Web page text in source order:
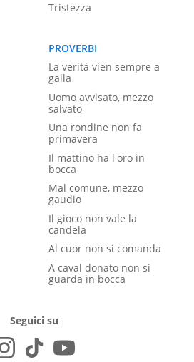
Tristezza
PROVERBI
La verità vien sempre a
galla
Uomo avvisato, mezzo
salvato
Una rondine non fa
primavera
Il mattino ha l'oro in
bocca
Mal comune, mezzo
gaudio
Il gioco non vale la
candela
Al cuor non si comanda
A caval donato non si
guarda in bocca
Seguici su